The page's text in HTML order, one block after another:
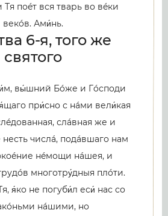
Тя поéт вся тварь во вéки
векóв. Ами́нь.
6-я, того же
святого
вы́шний Бóже и Гóсподи
при́сно с нáми вели́кая
слáвная же и
числá, подáвшаго нам
нéмощи нáшея, и
многотру́дныя плóти.
я́ко не погуби́л еси́ нас со
нáшими, но